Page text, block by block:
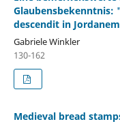
Glaubensbekenntnis:
descendit in
Gabriele Winkler
130-162
Medieval bread